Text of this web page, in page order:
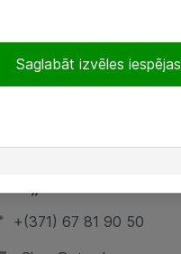
+(371) 67 81 90 50
Saglabāt izvēles iespējas